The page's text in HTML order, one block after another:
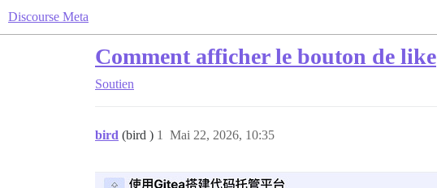
Discourse Meta
Comment afficher le bouton de like
Soutien
bird (bird ) Mai 22, 2026, 10:35
1